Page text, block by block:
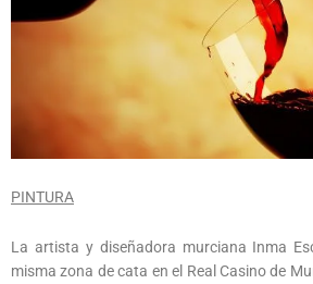
PINTURA
La artista y diseñadora murciana Inma
misma zona de cata en el Real Casino de